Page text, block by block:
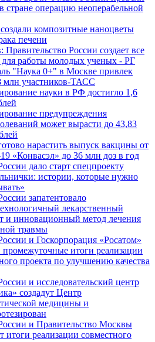
стране операцию неоперабельной
композитные наноцветы
печени
Правительство России создает все
для работы молодых ученых - РГ
"Наука 0+" в Москве привлек
млн участников-ТАСС
науки в РФ достигло 1,6
предупреждения
может вырасти до 43,83
нарастить выпуск вакцины от
«Конвасэл» до 36 млн доз в год
дало старт спецпроекту
истории, которые нужно
запатентовало
лекарственный
и инновационный метод лечения
травмы
и Госкорпорация «Росатом»
промежуточные итоги реализации
проекта по улучшению качества
и исследовательский центр
создадут Центр
медицины и
и Правительство Москвы
итоги реализации совместного